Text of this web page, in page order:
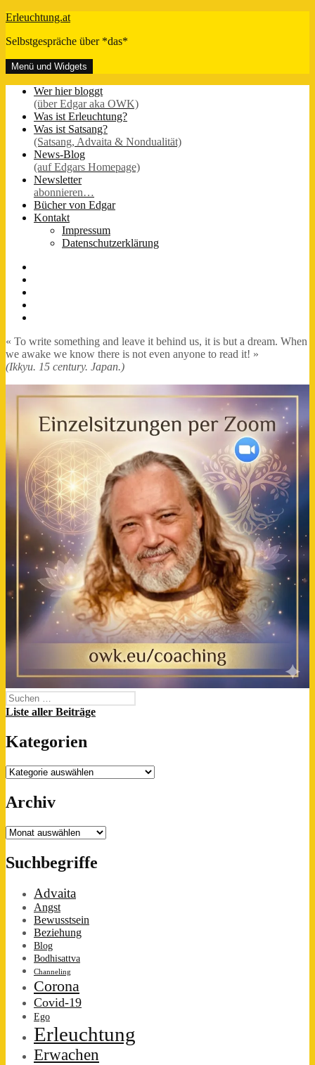
Zum
springen
Erleuchtung.at
Selbstgespräche über *das*
Menü und Widgets
Wer hier bloggt
(über Edgar aka OWK)
Was ist Erleuchtung?
Was ist Satsang?
(Satsang, Advaita & Nondualität)
News-Blog
(auf Edgars Homepage)
Newsletter
abonnieren…
Bücher von Edgar
Kontakt
Impressum
Datenschutzerklärung
« To write something and leave it behind us, it is but a dream. When
we awake we know there is not even anyone to read it! »
(Ikkyu. 15 century. Japan.)
Suchen
nach:
Liste aller Beiträge
Kategorien
Kategorien
Archiv
Archiv
Suchbegriffe
Advaita
Angst
Bewusstsein
Beziehung
Blog
Bodhisattva
Channeling
Corona
Covid-19
Ego
Erleuchtung
Erwachen